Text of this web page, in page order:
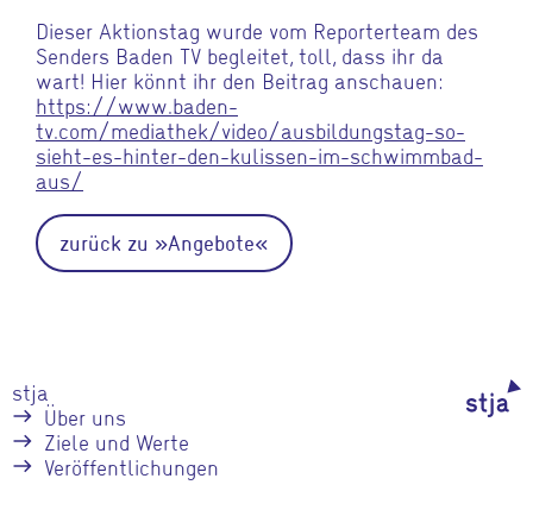
Dieser Aktionstag wurde vom Reporterteam des
Senders Baden TV begleitet, toll, dass ihr da
wart! Hier könnt ihr den Beitrag anschauen:
https://www.baden-
tv.com/mediathek/video/ausbildungstag-so-
sieht-es-hinter-den-kulissen-im-schwimmbad-
aus/
zurück zu »Angebote«
stja
Über uns
Ziele und Werte
Veröffentlichungen